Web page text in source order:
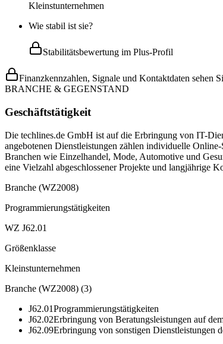
Kleinstunternehmen
Wie stabil ist sie?
Stabilitätsbewertung im Plus-Profil
Finanzkennzahlen, Signale und Kontaktdaten sehen
BRANCHE & GEGENSTAND
Geschäftstätigkeit
Die techlines.de GmbH ist auf die Erbringung von IT-
angebotenen Dienstleistungen zählen individuelle
Branchen wie Einzelhandel, Mode, Automotive und
eine Vielzahl abgeschlossener Projekte und langjährige
Branche (WZ2008)
Programmierungstätigkeiten
WZ J62.01
Größenklasse
Kleinstunternehmen
Branche (WZ2008) (3)
J62.01Programmierungstätigkeiten
J62.02Erbringung von Beratungsleistungen auf
J62.09Erbringung von sonstigen Dienstleistungen